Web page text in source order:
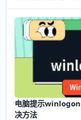
电脑提示
决方法